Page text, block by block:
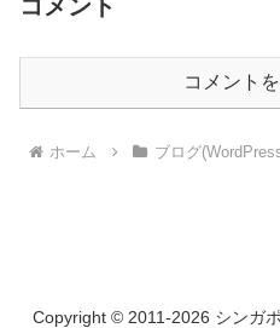
コメント
コメント
ホーム ブログ
Copyright © 2011-2026 シンガ